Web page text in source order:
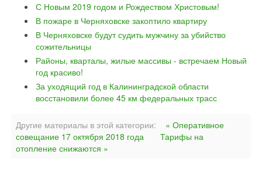
С Новым 2019 годом и Рождеством Христовым!
В пожаре в Черняховске закоптило квартиру
В Черняховске будут судить мужчину за убийство
сожительницы
Районы, кварталы, жилые массивы - встречаем Новый
год красиво!
За уходящий год в Калининградской области
восстановили более 45 км федеральных трасс
Другие материалы в этой категории:
« Оперативное
совещание 17 октября 2018 года
Тарифы на
отопление снижаются »